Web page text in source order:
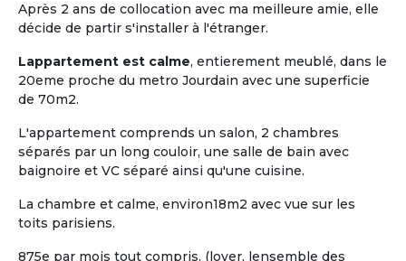
Après 2 ans de collocation avec ma meilleure amie, elle
décide de partir s'installer à l'étranger.
Lappartement est calme, entierement meublé, dans le
20eme proche du metro Jourdain avec une superficie
de 70m2.
L'appartement comprends un salon, 2 chambres
séparés par un long couloir, une salle de bain avec
baignoire et VC séparé ainsi qu'une cuisine.
La chambre et calme, environ18m2 avec vue sur les
toits parisiens.
875e par mois tout compris. (loyer, lensemble des